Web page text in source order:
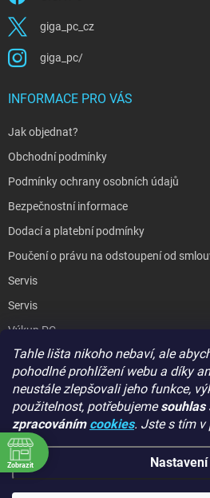
Tahle lišta nikoho nebaví, ale
pohodlné prohlížení webu a díky
neustále zlepšovali jeho funkce,
použitelnost, potřebujemesouhlas
zpracováním cookies. Jste s tím v
Nastavení
giga_pc_cz
giga_pc/
INFORMACE PRO VÁS
Jak objednat?
Obchodní podmínky
Podmínky ochrany osobních údajů
Bezpečnostní informace
Dodací a platební podmínky
Poučení o právu na odstoupení od
Servis
Servis
Výkup PC
Kopírování / laminování
Hodnocení obchodu
GIGA PC
Zobrazit